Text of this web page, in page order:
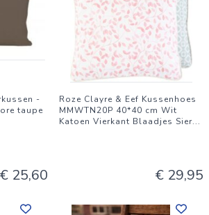
-
taupe
€ 25,60
Roze Clayre & Eef Kussenhoes
MMWTN20P 40*40 cm Wit
Katoen Vierkant Blaadjes Sier...
€ 29,95